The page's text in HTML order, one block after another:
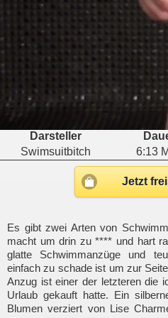
Darsteller
Swimsuitbitch
6:13
Jetzt
Es gibt zwei Arten von
macht um drin zu **** und hart
glatte Schwimmanzüge und
einfach zu schade ist um zur
Anzug ist einer der letzteren die
Urlaub gekauft hatte. Ein
Blumen verziert von Lise